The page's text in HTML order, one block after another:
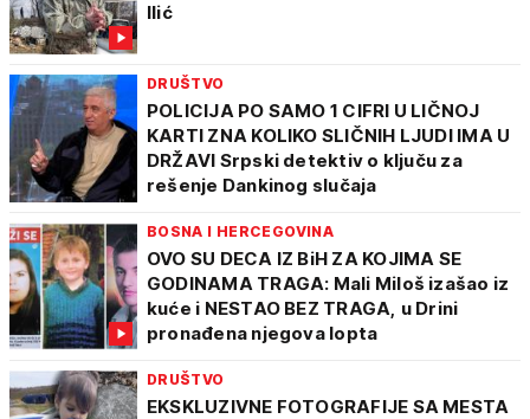
Ilić
DRUŠTVO
POLICIJA PO SAMO 1 CIFRI U LIČNOJ
KARTI ZNA KOLIKO SLIČNIH LJUDI IMA U
DRŽAVI Srpski detektiv o ključu za
rešenje Dankinog slučaja
BOSNA I HERCEGOVINA
OVO SU DECA IZ BiH ZA KOJIMA SE
GODINAMA TRAGA: Mali Miloš izašao iz
kuće i NESTAO BEZ TRAGA, u Drini
pronađena njegova lopta
DRUŠTVO
EKSKLUZIVNE FOTOGRAFIJE SA MESTA